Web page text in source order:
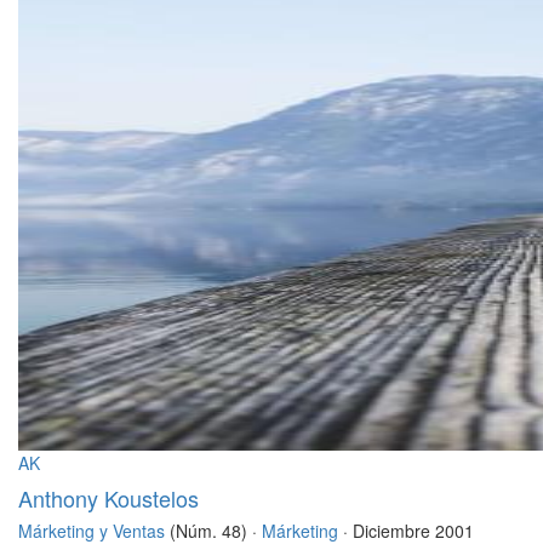
AK
Anthony Koustelos
Márketing y Ventas (Núm. 48) · Márketing · Diciembre 2001